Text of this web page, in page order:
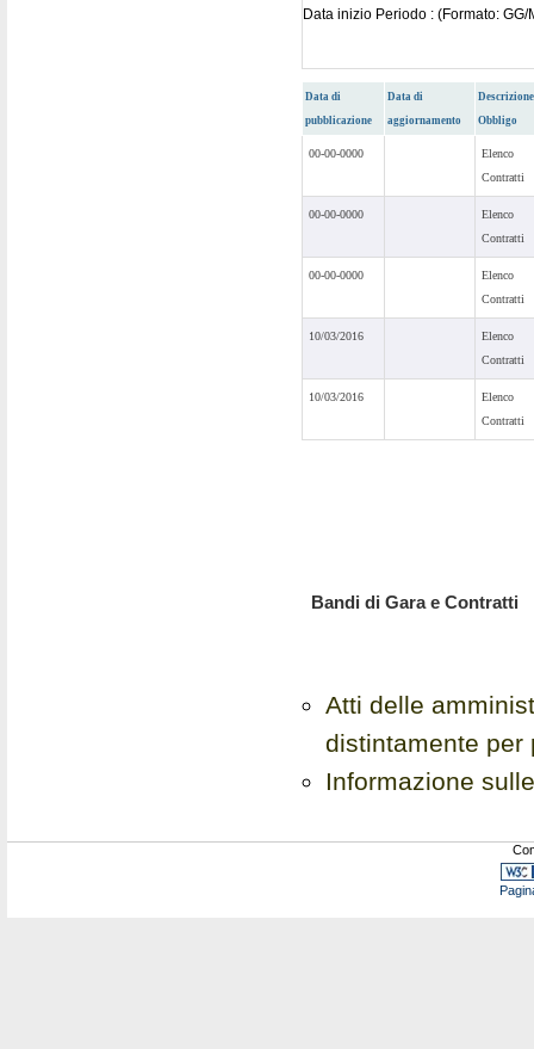
Data inizio Periodo : (Formato: GG/
Data di
pubblicazione
Data di
aggiornamento
Descrizione
Obbligo
00-00-0000
Elenco
Contratti
00-00-0000
Elenco
Contratti
00-00-0000
Elenco
Contratti
10/03/2016
Elenco
Contratti
10/03/2016
Elenco
Contratti
Bandi di Gara e Contratti
Atti delle
distintamente per
Informazione